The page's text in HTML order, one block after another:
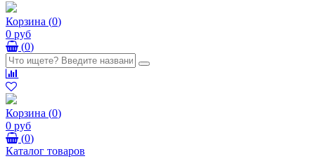
Корзина (0)
0 руб
(0)
Корзина (0)
0 руб
(0)
Каталог товаров